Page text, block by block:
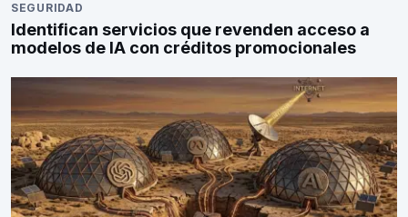
SEGURIDAD
Identifican servicios que revenden acceso a
modelos de IA con créditos promocionales